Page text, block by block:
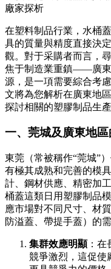
在塑料制品行業，水桶
具的質量與精度直接決
觀。對于采購者而言，
焦于制造業重鎮——廣東
源，是一項需要綜合考
文將為您解析在廣東地
探討相關的塑膠制品生產
一、莞城及廣東地
東莞（常被稱作“莞城”
有極其成熟和完善的模
計、鋼材供應、精密加
桶蓋這類日用塑膠制品
應市場對不同尺寸、材
防溢蓋、帶提手蓋）的
集群效應明顯：在
競爭激烈，這促使